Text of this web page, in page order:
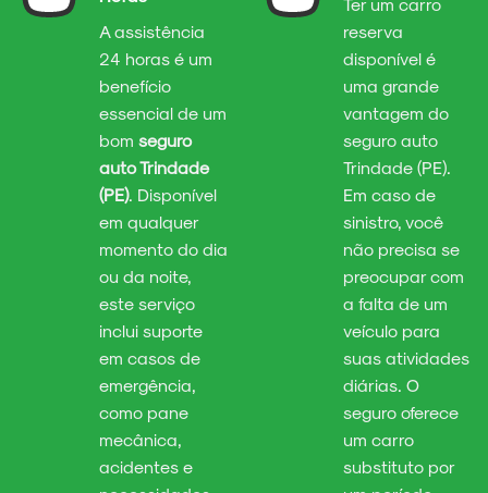
A assistência
24 horas é um
benefício
essencial de um
bom seguro
auto Trindade
(PE). Disponível
em qualquer
momento do dia
ou da noite,
este serviço
inclui suporte
em casos de
emergência,
como pane
mecânica,
acidentes e
reserva
disponível é
uma grande
vantagem do
seguro auto
Trindade (PE).
Em caso de
sinistro, você
não precisa se
preocupar com
a falta de um
veículo para
suas atividades
diárias. O
seguro oferece
um carro
substituto por